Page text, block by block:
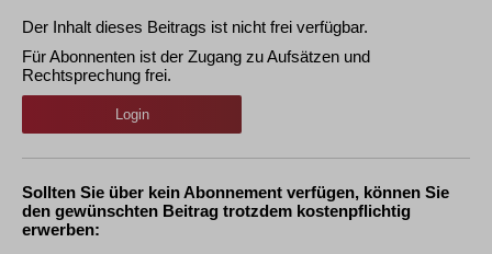
Der Inhalt dieses Beitrags ist nicht frei verfügbar.
Für Abonnenten ist der Zugang zu Aufsätzen und
Rechtsprechung frei.
Login
Sollten Sie über kein Abonnement verfügen, können Sie
den gewünschten Beitrag trotzdem kostenpflichtig
erwerben: